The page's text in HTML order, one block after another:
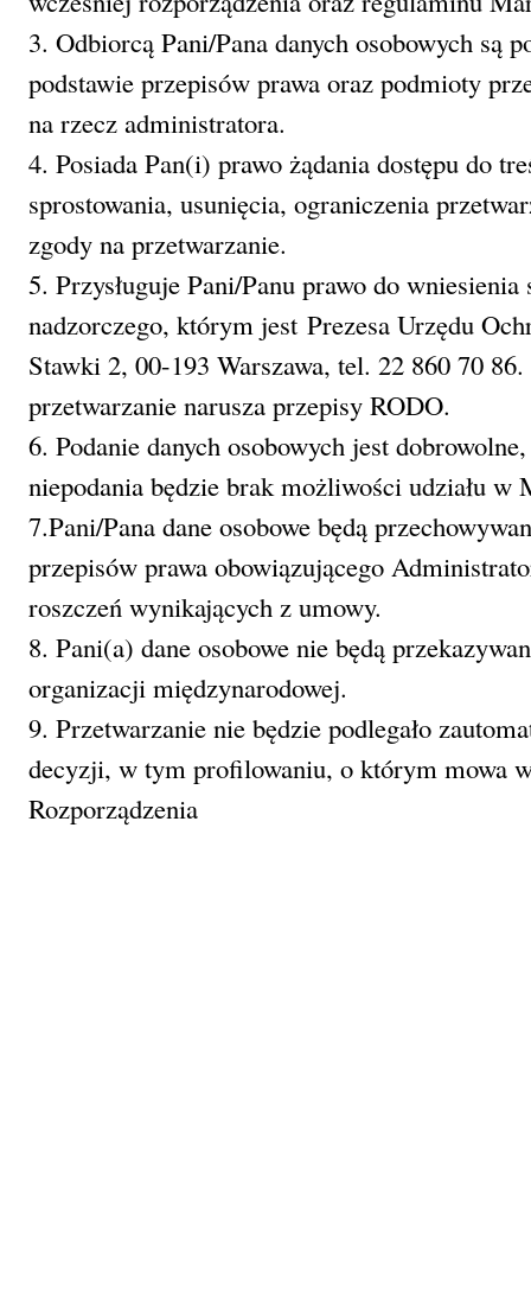
3. Odbiorcą Pani/Pana danych osobowych są
podstawie przepisów prawa oraz podmioty
na rzecz administratora.
4. Posiada Pan(i) prawo żądania dostępu do
sprostowania, usunięcia, ograniczenia
zgody na przetwarzanie.
5. Przysługuje Pani/Panu prawo do
nadzorczego, którym jest Prezesa Urzędu
Stawki 2, 00-193 Warszawa, tel. 22 860 70
przetwarzanie narusza przepisy RODO.
6. Podanie danych osobowych jest
niepodania będzie brak możliwości udziału w
7.Pani/Pana dane osobowe będą
przepisów prawa obowiązującego
roszczeń wynikających z umowy.
8. Pani(a) dane osobowe nie będą
organizacji międzynarodowej.
9. Przetwarzanie nie będzie podlegało
decyzji, w tym profilowaniu, o którym mowa
Rozporządzenia